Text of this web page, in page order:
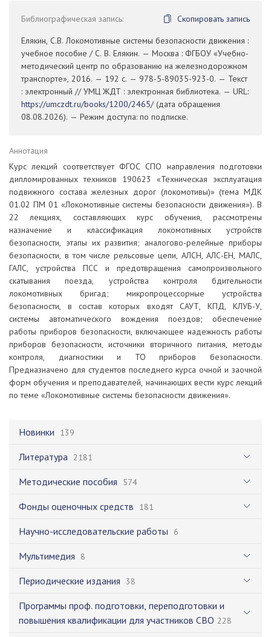
Новинки 139
Литература 2181
Методические пособия 574
Фонды оценочных средств 181
Научно-исследовательские работы 6
Мультимедия 8
Периодические издания 38
Программы проф. подготовки, переподготовки и
повышения квалификации для участников СВО 228
Библиографическая запись:
Скопировать запись
Елякин, С.В. Локомотивные системы безопасности движения :
учебное пособие / С. В. Елякин. — Москва : ФГБОУ «Учебно-
методический центр по образованию на железнодорожном
транспорте», 2016. — 192 с. — 978-5-89035-923-0. — Текст
: электронный // УМЦ ЖДТ : электронная библиотека. — URL:
https://umczdt.ru/books/1200/2465/(дата обращения
08.08.2026). — Режим доступа: по подписке.
Аннотация
Курс лекций соответствует ФГОС СПО направления подготовки
дипломированных техников 190623 «Техническая эксплуатация
подвижного состава железных дорог (локомотивы)» (тема МДК
01.02 ПМ 01 «Локомотивные системы безопасности движения»). В
22 лекциях, составляющих курс обучения, рассмотрены
назначение и классификация локомотивных устройств
безопасности, этапы их развития; аналогово-релейные приборы
безопасности, в том числе рельсовые цепи, АЛСН, АЛС-ЕН, МАЛС,
ГАЛС, устройства ПСС и предотвращения самопроизвольного
скатывания поезда, устройства контроля бдительности
локомотивных бригад; микропроцессорные устройства
безопасности, в состав которых входят САУТ, КПД, КЛУБ-У,
системы автоматического вождения поездов; обеспечение
работы приборов безопасности, включающее надежность работы
приборов безопасности, источники вторичного питания, методы
контроля, диагностики и ТО приборов безопасности.
Предназначено для студентов последнего курса очной и заочной
форм обучения и преподавателей, начинающих вести курс лекций
по теме «Локомотивные системы безопасности движения».